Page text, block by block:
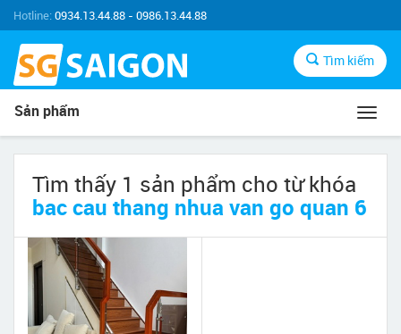
Hotline:0934.13.44.88 - 0986.13.44.88
Tìm kiếm
Sản phẩm
Tìm thấy 1 sản phẩm cho từ khóa
bac cau thang nhua van go quan 6